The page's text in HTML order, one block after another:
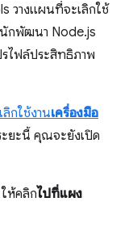
วางแผนที่จะเลิกใช้
กพัฒนา Node.js
รไฟล์ประสิทธิภาพ
ลิกใช้งานเครื่องมือ
ยะนี้ คุณจะยังเปิด
ห้คลิกไปที่แผง